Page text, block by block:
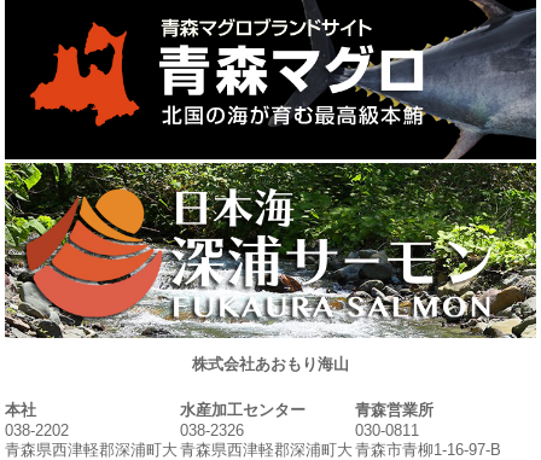
株式会社あおもり海山
本社
038-2202
青森県西津軽郡深浦町大
水産加工センター
038-2326
青森県西津軽郡深浦町大
青森営業所
030-0811
青森市青柳1-16-97-B